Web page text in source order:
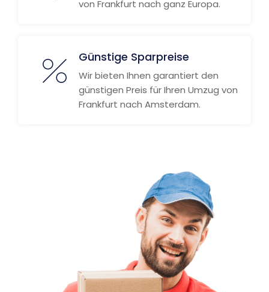
von Frankfurt nach ganz Europa.
Günstige Sparpreise
Wir bieten Ihnen garantiert den
günstigen Preis für Ihren Umzug von
Frankfurt nach Amsterdam.